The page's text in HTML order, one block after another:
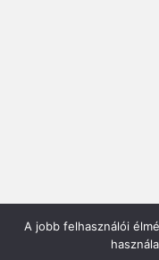
A jobb felhasználói